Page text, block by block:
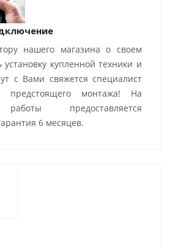
нашего магазина о своем
установку купленной техники и
с Вами свяжется специалист
предстоящего монтажа! На
предоставляется
6 месяцев.